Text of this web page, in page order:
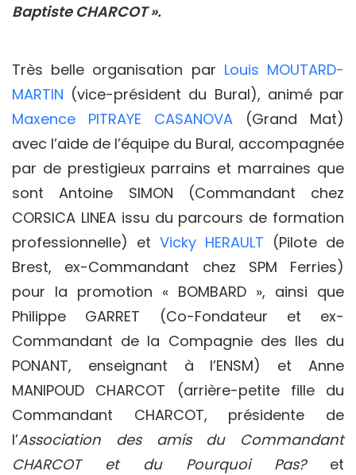
Baptiste CHARCOT ».
Très belle organisation par Louis MOUTARD-
MARTIN (vice-président du Bural), animé par
Maxence PITRAYE CASANOVA (Grand Mat)
avec l’aide de l’équipe du Bural, accompagnée
par de prestigieux parrains et marraines que
sont Antoine SIMON (Commandant chez
CORSICA LINEA issu du parcours de formation
professionnelle) et Vicky HERAULT (Pilote de
Brest, ex-Commandant chez SPM Ferries)
pour la promotion « BOMBARD », ainsi que
Philippe GARRET (Co-Fondateur et ex-
Commandant de la Compagnie des Iles du
PONANT, enseignant à l’ENSM) et Anne
MANIPOUD CHARCOT (arrière-petite fille du
Commandant CHARCOT, présidente de
l’Association des amis du Commandant
CHARCOT et du Pourquoi Pas?et